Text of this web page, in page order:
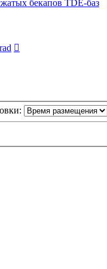
бекапов TDE-баз